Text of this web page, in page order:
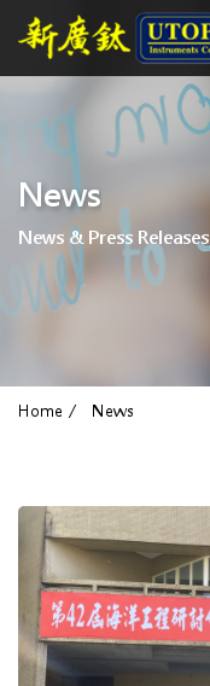
News
News & Press Releases
Home News